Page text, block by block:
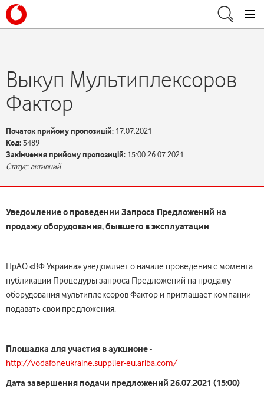
Выкуп Мультиплексоров
Фактор
Початок прийому пропозицій: 17.07.2021
Код:3489
Закінчення прийому пропозицій: 15:00 26.07.2021
Статус: активний
Уведомление о проведении Запроса Предложений на
продажу оборудования, бывшего в эксплуатации
ПрАО «ВФ Украина» уведомляет о начале проведения с момента
публикации Процедуры запроса Предложений на продажу
оборудования мультиплексоров Фактор и приглашает компании
подавать свои предложения.
Площадка для участия в аукционе-
http://vodafoneukraine.supplier-eu.ariba.com/
Дата завершения подачи предложений 26.07.2021 (15:00)